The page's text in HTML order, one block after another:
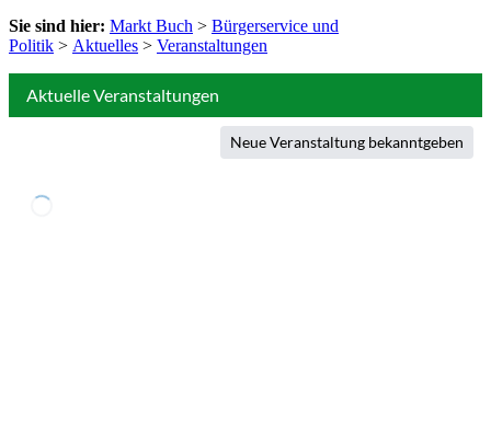
Sie sind hier: Markt Buch > Bürgerservice und
Politik > Aktuelles > Veranstaltungen